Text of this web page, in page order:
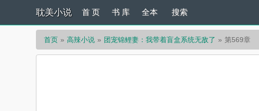
耽美小说 首 页 书 库 全本 搜索
首页 高辣小说 团宠锦鲤妻：我带着盲盒系统无敌了 第569章